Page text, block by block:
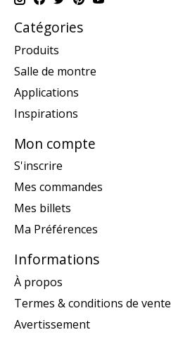
Catégories
Produits
Salle de montre
Applications
Inspirations
Mon compte
S'inscrire
Mes commandes
Mes billets
Ma Préférences
Informations
À propos
Termes & conditions de vente
Avertissement